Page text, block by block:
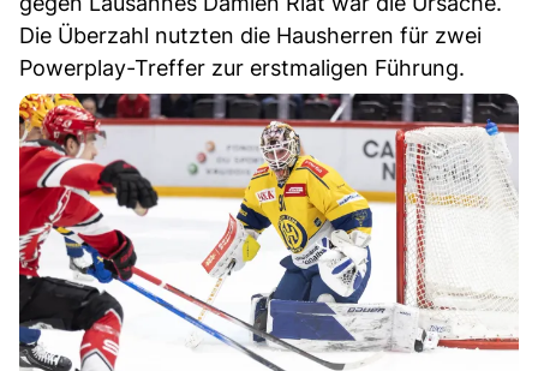
Die Überzahl nutzten die Hausherren für zwei
Powerplay-Treffer zur erstmaligen Führung.